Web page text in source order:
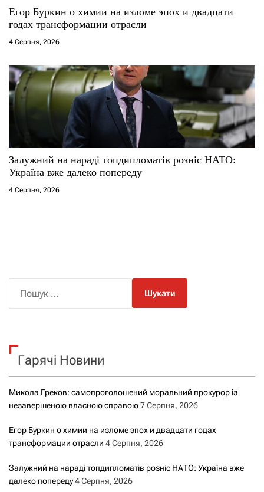
Егор Буркин о химии на изломе эпох и двадцати
годах трансформации отрасли
4 Серпня, 2026
Залужний на нараді топдипломатів розніс НАТО:
Україна вже далеко попереду
4 Серпня, 2026
к
Гарячі Новини
Микола Греков: самопроголошений моральний прокурор із
незавершеною власною справою7 Серпня, 2026
Егор Буркин о химии на изломе эпох и двадцати годах
трансформации отрасли 4 Серпня, 2026
Залужний на нараді топдипломатів розніс НАТО: Україна вже
далеко попереду4 Серпня, 2026